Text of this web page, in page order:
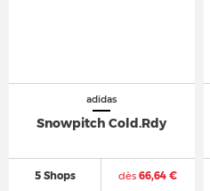
adidas
Snowpitch Cold.Rdy
5 Shops dès 66,64 €